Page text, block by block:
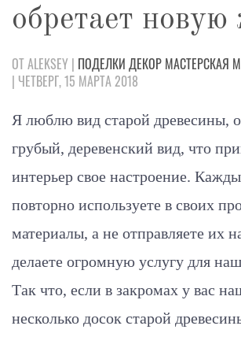
обретает новую
ОТ ALEKSEY | ПОДЕЛКИ ДЕКОР МАСТЕРСКАЯ
| ЧЕТВЕРГ, 15 МАРТА 2018
Я люблю вид старой древесины,
грубый, деревенский вид, что
интерьер свое настроение.
повторно используете в своих
материалы, а не отправляете их
делаете огромную услугу для
Так что, если в закромах у вас
несколько досок старой